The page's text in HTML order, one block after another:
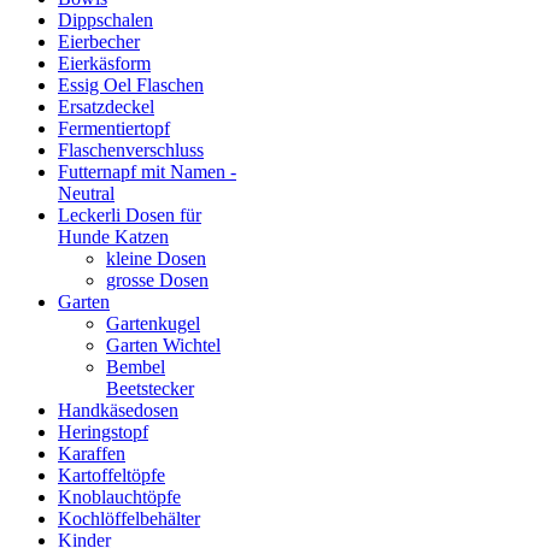
Dippschalen
Eierbecher
Eierkäsform
Essig Oel Flaschen
Ersatzdeckel
Fermentiertopf
Flaschenverschluss
Futternapf mit Namen -
Neutral
Leckerli Dosen für
Hunde Katzen
kleine Dosen
grosse Dosen
Garten
Gartenkugel
Garten Wichtel
Bembel
Beetstecker
Handkäsedosen
Heringstopf
Karaffen
Kartoffeltöpfe
Knoblauchtöpfe
Kochlöffelbehälter
Kinder